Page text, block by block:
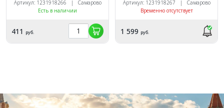
Артикул: 1231918266 | Самарово
Есть в наличии
411 руб.
Артикул: 1231918267 | Самарово
Временно отсутствует
1 599 руб.